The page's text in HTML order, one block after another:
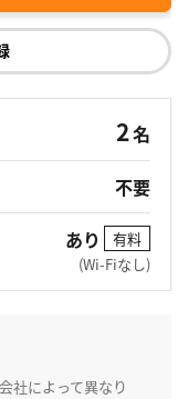
2名
不要
あり
有料
(Wi-Fiなし)
社によって異なり